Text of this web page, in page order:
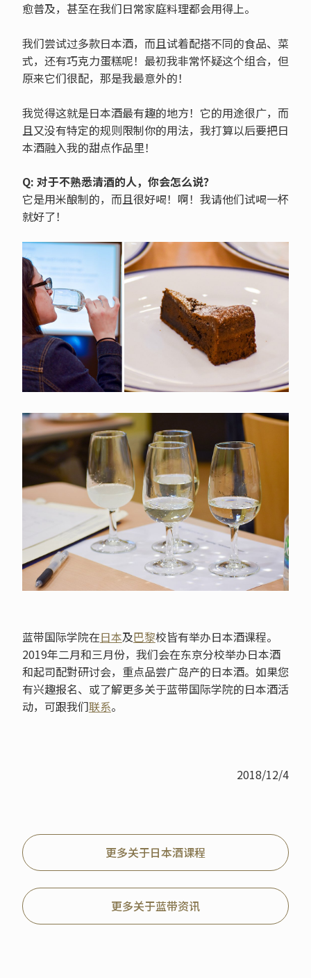
愈普及，甚至在我们日常家庭料理都会用得上。
我们尝试过多款日本酒，而且试着配搭不同的食品、菜
式，还有巧克力蛋糕呢！最初我非常怀疑这个组合，但
原来它们很配，那是我最意外的！
我觉得这就是日本酒最有趣的地方！它的用途很广，而
且又没有特定的规则限制你的用法，我打算以后要把日
本酒融入我的甜点作品里！
Q: 对于不熟悉清酒的人，你会怎么说？
它是用米酿制的，而且很好喝！啊！我请他们试喝一杯
就好了！
蓝带国际学院在日本及巴黎校皆有举办日本酒课程。
2019年二月和三月份，我们会在东京分校举办日本酒
和起司配對研讨会，重点品尝广岛产的日本酒。如果您
有兴趣报名、或了解更多关于蓝带国际学院的日本酒活
动，可跟我们联系。
2018/12/4
更多关于日本酒课程
更多关于蓝带资讯